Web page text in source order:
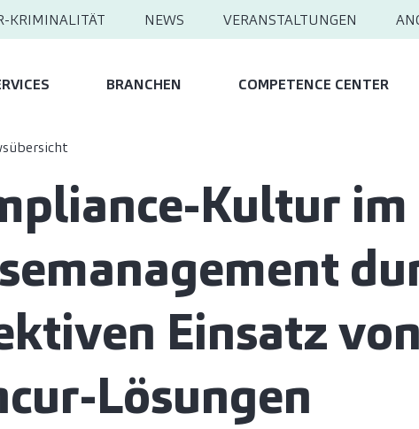
KRIMINALITÄT NEWS VERANSTALTUNGEN
BRANCHEN COMPETENCE CENTER
Kultur im
Einsatz
Lösungen